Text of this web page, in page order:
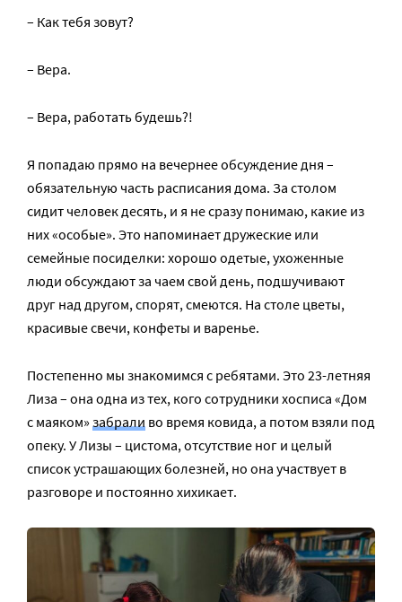
– Как тебя зовут?
– Вера.
– Вера, работать будешь?!
Я попадаю прямо на вечернее обсуждение дня –
обязательную часть расписания дома. За столом
сидит человек десять, и я не сразу понимаю, какие из
них «особые». Это напоминает дружеские или
семейные посиделки: хорошо одетые, ухоженные
люди обсуждают за чаем свой день, подшучивают
друг над другом, спорят, смеются. На столе цветы,
красивые свечи, конфеты и варенье.
Постепенно мы знакомимся с ребятами. Это 23-летняя
Лиза – она одна из тех, кого сотрудники хосписа «Дом
с маяком» забрали во время ковида, а потом взяли под
опеку. У Лизы – цистома, отсутствие ног и целый
список устрашающих болезней, но она участвует в
разговоре и постоянно хихикает.